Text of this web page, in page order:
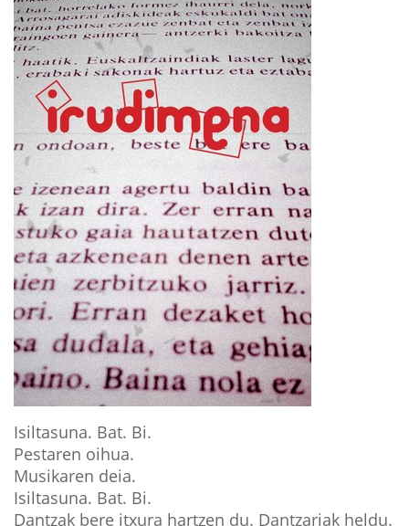
Isiltasuna. Bat. Bi.
Pestaren oihua.
Musikaren deia.
Isiltasuna. Bat. Bi.
Dantzak bere itxura hartzen du. Dantzariak heldu.